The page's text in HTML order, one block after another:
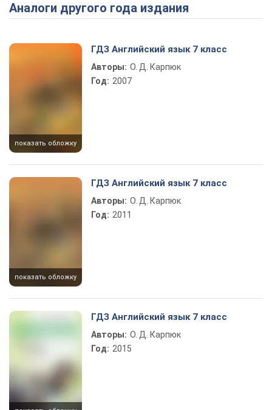
Play Video
Аналоги другого года издания
показать обложку
ГДЗ Английский язык 7 класс
Авторы: О. Д. Карпюк
Год: 2007
показать обложку
ГДЗ Английский язык 7 класс
Авторы: О. Д. Карпюк
Год: 2011
ГДЗ Английский язык 7 класс
Авторы: О. Д. Карпюк
Год: 2015